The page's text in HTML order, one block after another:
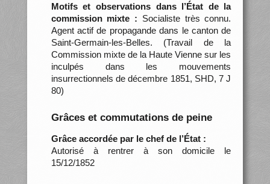
Motifs et observations dans l’État de la
commission mixte : Socialiste très connu.
Agent actif de propagande dans le canton de
Saint-Germain-les-Belles. (Travail de la
Commission mixte de la Haute Vienne sur les
inculpés dans les mouvements
insurrectionnels de décembre 1851, SHD, 7 J
80)
Grâces et commutations de peine
Grâce accordée par le chef de l’État :
Autorisé à rentrer à son domicile le
15/12/1852